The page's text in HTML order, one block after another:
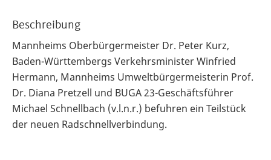
Beschreibung
Mannheims Oberbürgermeister Dr. Peter Kurz,
Baden-Württembergs Verkehrsminister Winfried
Hermann, Mannheims Umweltbürgermeisterin Prof.
Dr. Diana Pretzell und BUGA 23-Geschäftsführer
Michael Schnellbach (v.l.n.r.) befuhren ein Teilstück
der neuen Radschnellverbindung.